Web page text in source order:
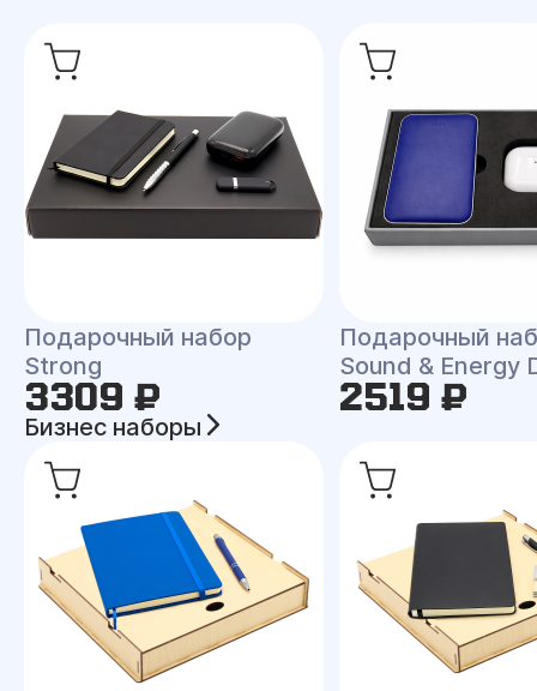
Подарочный набор
Strong
3309 ₽
Подарочный
Sound & Energy
2519 ₽
Бизнес наборы